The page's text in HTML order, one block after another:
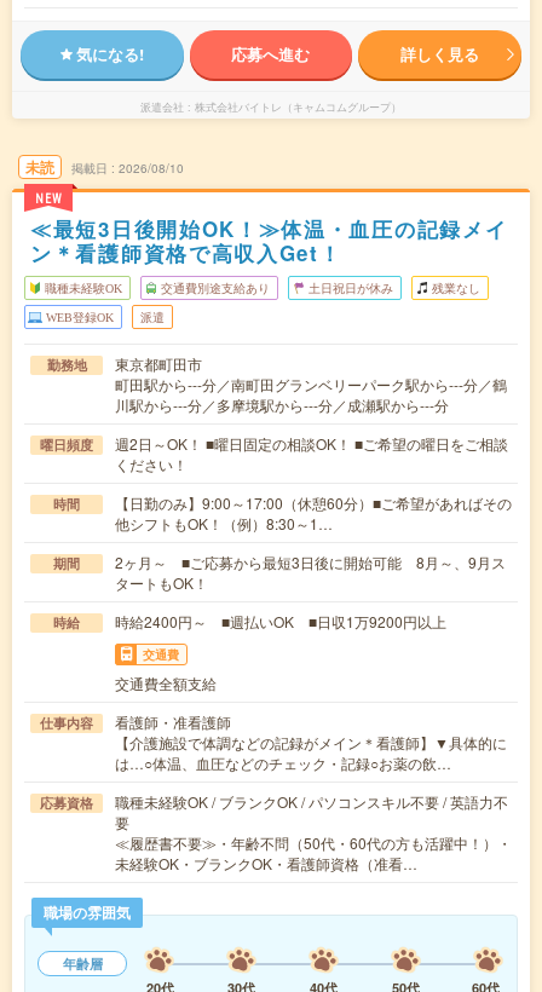
気になる! 応募へ進む 詳しく見る
派遣会社 株式会社バイトレ（キャムコムグループ）
未読
NEW
掲載日 2026/08/10
≪最短3日後開始OK！≫体温・血圧の記録メイ
ン＊看護師資格で高収入Get！
職種未経験OK 交通費別途支給あり 土日祝日が休み 残業なし
WEB登録OK 派遣
勤務地
東京都町田市
町田駅から---分／南町田グランベリーパーク駅から---分／鶴
川駅から---分／多摩境駅から---分／成瀬駅から---分
曜日頻度
週2日～OK！ ■曜日固定の相談OK！ ■ご希望の曜日をご相談
ください！
時間
【日勤のみ】9:00～17:00（休憩60分）■ご希望があればその
他シフトもOK！（例）8:30～1…
期間
2ヶ月～ ■ご応募から最短3日後に開始可能 8月～、9月ス
タートもOK！
時給 時給2400円～ ■週払いOK ■日収1万9200円以上
交通費
交通費全額支給
仕事内容
看護師・准看護師
【介護施設で体調などの記録がメイン＊看護師】▼具体的に
は…○体温、血圧などのチェック・記録○お薬の飲…
応募資格
職種未経験OK / ブランクOK / パソコンスキル不要 / 英語力不
要
≪履歴書不要≫・年齢不問（50代・60代の方も活躍中！）・
未経験OK・ブランクOK・看護師資格（准看…
職場の雰囲気
年齢層
20代
30代 40代 50代 60代